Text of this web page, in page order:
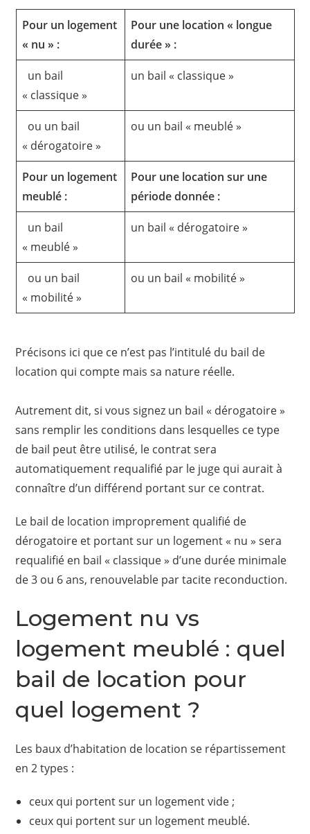
Pour un logement
« nu » :
Pour une location « longue
durée » :
un bail
« classique »
un bail « classique »
ou un bail
« dérogatoire »
ou un bail « meublé »
Pour un logement
meublé :
Pour une location sur une
période donnée :
un bail
« meublé »
un bail « dérogatoire »
ou un bail
« mobilité »
ou un bail « mobilité »
Précisons ici que ce n’est pas l’intitulé du bail de
location qui compte mais sa nature réelle.
Autrement dit, si vous signez un bail « dérogatoire »
sans remplir les conditions dans lesquelles ce type
de bail peut être utilisé, le contrat sera
automatiquement requalifié par le juge qui aurait à
connaître d’un différend portant sur ce contrat.
Le bail de location improprement qualifié de
dérogatoire et portant sur un logement « nu » sera
requalifié en bail « classique » d’une durée minimale
de 3 ou 6 ans, renouvelable par tacite reconduction.
Logement nu vs
logement meublé : quel
bail de location pour
quel logement ?
Les baux d’habitation de location se répartissement
en 2 types :
ceux qui portent sur un logement vide ;
ceux qui portent sur un logement meublé.